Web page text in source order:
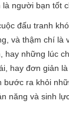
người bạn tốt
đấu tranh
và thậm chí
những lúc
hay đơn giản
ra khỏi
năng và sinh